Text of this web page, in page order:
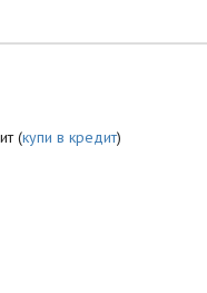
(купи в кредит)